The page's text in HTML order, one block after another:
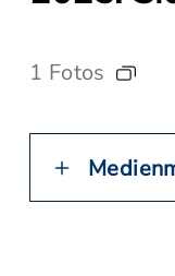
1 Fotos